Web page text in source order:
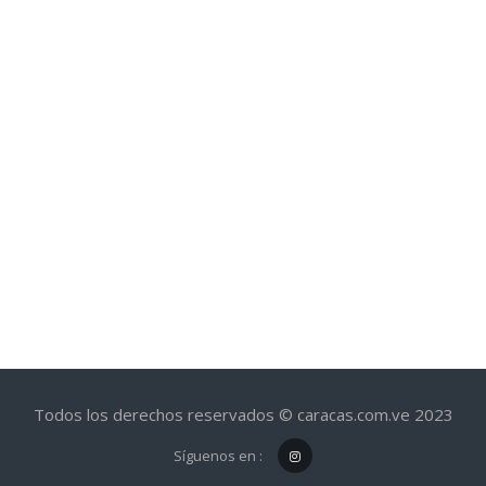
Todos los derechos reservados © caracas.com.ve 2023
Síguenos en :